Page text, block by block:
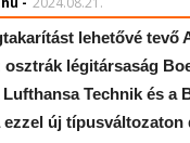
lehetővé tevő
légitársaság
Technik és a
új típusváltozaton